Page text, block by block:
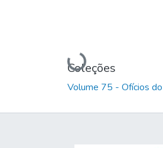
Carregando...
Coleções
Volume 75 - Ofícios